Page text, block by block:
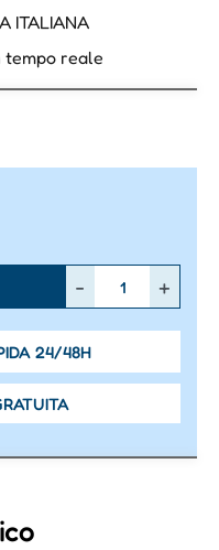
ITALIANA
tempo reale
24/48H